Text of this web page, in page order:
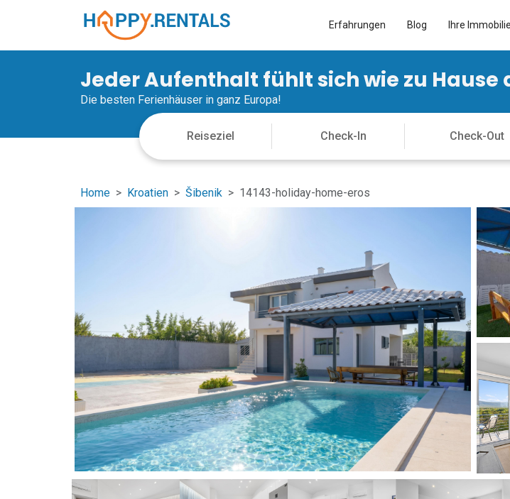
Erfahrungen Blog Ihre
Jeder Aufenthalt fühlt sich wie zu Hause
Die besten Ferienhäuser in ganz Europa!
Home Kroatien Šibenik 14143-holiday-home-eros